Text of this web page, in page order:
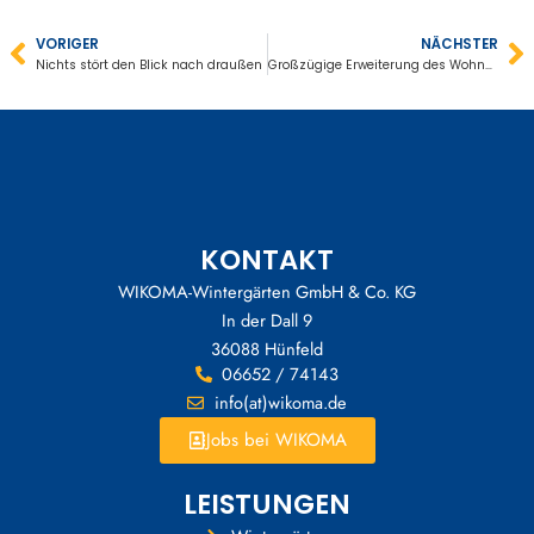
Zurück
VORIGER
Nichts stört den Blick nach draußen
NÄCHSTER
Großzügige Erweiterung des Wohnzimmers
KONTAKT
WIKOMA-Wintergärten GmbH & Co. KG
In der Dall 9
36088 Hünfeld
06652 / 74143
info(at)wikoma.de
Jobs bei WIKOMA
LEISTUNGEN